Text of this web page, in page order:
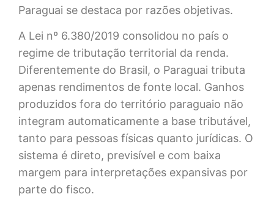
Paraguai se destaca por razões objetivas.
A Lei nº 6.380/2019 consolidou no país o
regime de tributação territorial da renda.
Diferentemente do Brasil, o Paraguai tributa
apenas rendimentos de fonte local. Ganhos
produzidos fora do território paraguaio não
integram automaticamente a base tributável,
tanto para pessoas físicas quanto jurídicas. O
sistema é direto, previsível e com baixa
margem para interpretações expansivas por
parte do fisco.